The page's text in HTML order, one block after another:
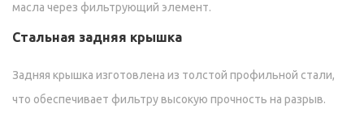
масла через фильтрующий элемент.
Стальная задняя крышка
Задняя крышка изготовлена из толстой профильной стали,
что обеспечивает фильтру высокую прочность на разрыв.